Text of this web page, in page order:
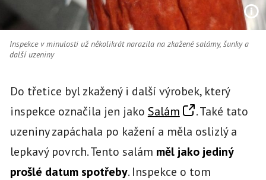
Inspekce v minulosti už několikrát narazila na zkažené salámy, šunky a
další uzeniny
Do třetice byl zkažený i další výrobek, který
inspekce označila jen jako Salám
. Také tato
uzeniny zapáchala po kažení a měla oslizlý a
lepkavý povrch. Tento salám měl jako jediný
prošlé datum spotřeby. Inspekce o tom